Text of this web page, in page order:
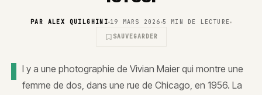
PAR ALEX QUILGHINI 19 MARS 2026 5
MIN DE LECTURE
SAUVEGARDER
I l y a une photographie de Vivian Maier qui montre une
femme de dos, dans une rue de Chicago, en 1956. La